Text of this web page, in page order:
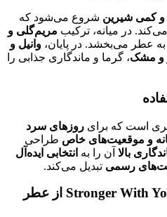
و کمی شیرین شروع می‌شود که
می‌کند. در میانه، ترکیب مریم‌گلی و
به عطر می‌بخشد. در پایان، وانیل و
و مشک، گرما و ماندگاری جذابی را
است که برای روزهای سرد
و موقعیت‌های خاص طراحی
بالا آن را به انتخابی ایده‌آل
رسمی تبدیل می‌کند.
باکس هایکوالیتی آرمانی Stronger With You از عطر